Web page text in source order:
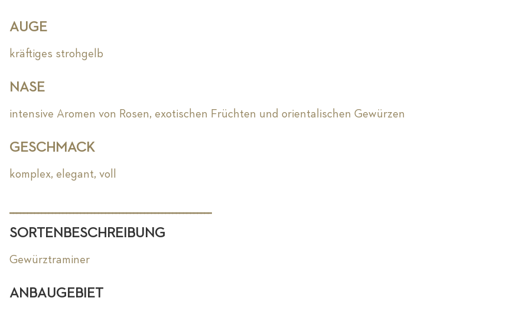
AUGE
kräftiges strohgelb
NASE
intensive Aromen von Rosen, exotischen Früchten und orientalischen Gewürzen
GESCHMACK
komplex, elegant, voll
SORTENBESCHREIBUNG
Gewürztraminer
ANBAUGEBIET